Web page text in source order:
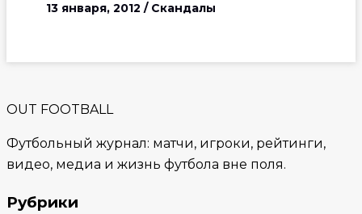
13 января, 2012 / Скандалы
OUT FOOTBALL
Футбольный журнал: матчи, игроки, рейтинги,
видео, медиа и жизнь футбола вне поля.
Рубрики